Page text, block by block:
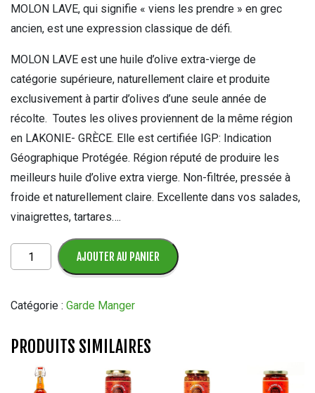
MOLON LAVE, qui signifie « viens les prendre » en grec
ancien, est une expression classique de défi.
MOLON LAVE est une huile d’olive extra-vierge de
catégorie supérieure, naturellement claire et produite
exclusivement à partir d’olives d’une seule année de
récolte. Toutes les olives proviennent de la même région
en LAKONIE- GRÈCE. Elle est certifiée IGP: Indication
Géographique Protégée. Région réputé de produire les
meilleurs huile d’olive extra vierge. Non-filtrée, pressée à
froide et naturellement claire. Excellente dans vos salades,
vinaigrettes, tartares….
quantité
de
D'Olive
PREMIÈRE
QUALITÉ
Molón
AJOUTER AU PANIER
Catégorie : Garde Manger
PRODUITS SIMILAIRES